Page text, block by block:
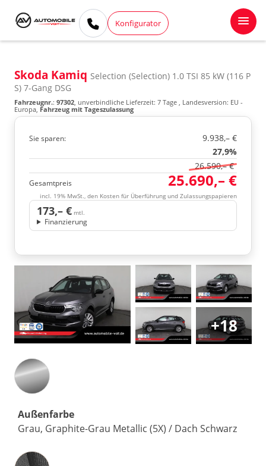
Konfigurator
Skoda Kamiq Selection (Selection) 1.0 TSI 85 kW (116 P
S) 7-Gang DSG
Fahrzeugnr.: 97302, unverbindliche Lieferzeit: 7 Tage , Landesversion: EU -
Europa, Fahrzeug mit Tageszulassung
Sie sparen:
9.938,– €
27,9%
26.590,– €
Gesamtpreis 25.690,– €
incl. 19% MwSt., den Kosten für Überführung und Zulassungspapieren
173,– € mtl.
Finanzierung
+18
Außenfarbe
Grau, Graphite-Grau Metallic (5X) / Dach Schwarz
Innenausstattung